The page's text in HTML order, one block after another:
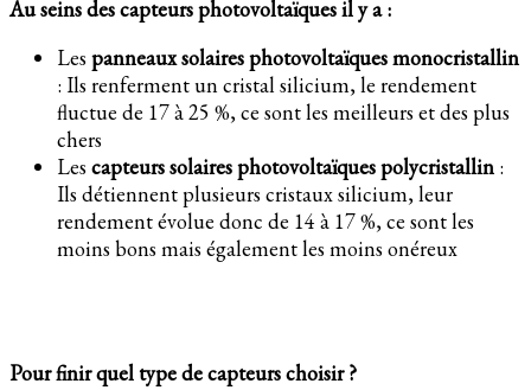
Au seins des capteurs photovoltaïques il y a :
Les panneaux solaires photovoltaïques monocristallin
: Ils renferment un cristal silicium, le rendement
fluctue de 17 à 25 %, ce sont les meilleurs et des plus
chers
Les capteurs solaires photovoltaïques polycristallin :
Ils détiennent plusieurs cristaux silicium, leur
rendement évolue donc de 14 à 17 %, ce sont les
moins bons mais également les moins onéreux
Pour finir quel type de capteurs choisir ?